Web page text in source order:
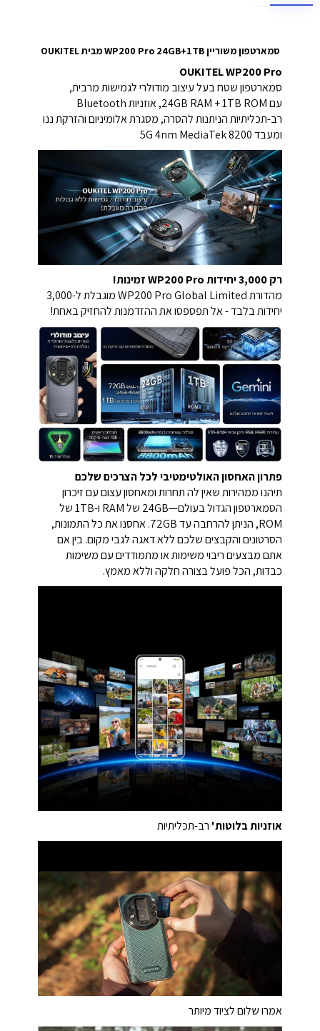
סמארטפון משוריין WP200 Pro 24GB+1TB מבית OUKITEL
OUKITEL WP200 Pro
סמארטפון שטח בעל עיצוב מודולרי לגמישות מרבית,
רב-תכליתיות הניתנות להסרה, מסגרת אלומיניום והזרקת ננו
ומעבד 5G 4nm MediaTek 8200
רק 3,000 יחידות WP200 Pro זמינות!
מהדורת WP200 Pro Global Limited מוגבלת ל-3,000
יחידות בלבד - אל תפספסו את ההזדמנות להחזיק באחת!
פתרון האחסון האולטימטיבי לכל הצרכים שלכם
תיהנו ממהירות שאין לה תחרות ומאחסון עצום עם זיכרון
הסמארטפון הגדול בעולם—24GB של RAM ו-1TB של
ROM, הניתן להרחבה עד 72GB. אחסנו את כל התמונות,
הסרטונים והקבצים שלכם ללא דאגה לגבי מקום. בין אם
אתם מבצעים ריבוי משימות או מתמודדים עם משימות
כבדות, הכל פועל בצורה חלקה וללא מאמץ.
אוזניותבלוטות' רב-תכליתיות
אמרו שלום לציוד מיותר